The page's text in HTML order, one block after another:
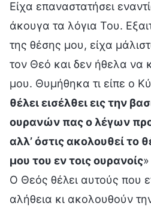
Είχα επαναστατήσει
άκουγα τα λόγια Του.
της θέσης μου, είχα
τον Θεό και δεν ήθελα να
μου. Θυμήθηκα τι είπε ο
θέλει εισέλθει εις την
ουρανών πας ο λέγων
αλλ’ όστις ακολουθεί το
μου του εν τοις ουρανοίς»
Ο Θεός θέλει αυτούς που
αλήθεια κι ακολουθούν